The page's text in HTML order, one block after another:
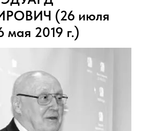
(26 июля
мая 2019 г.)